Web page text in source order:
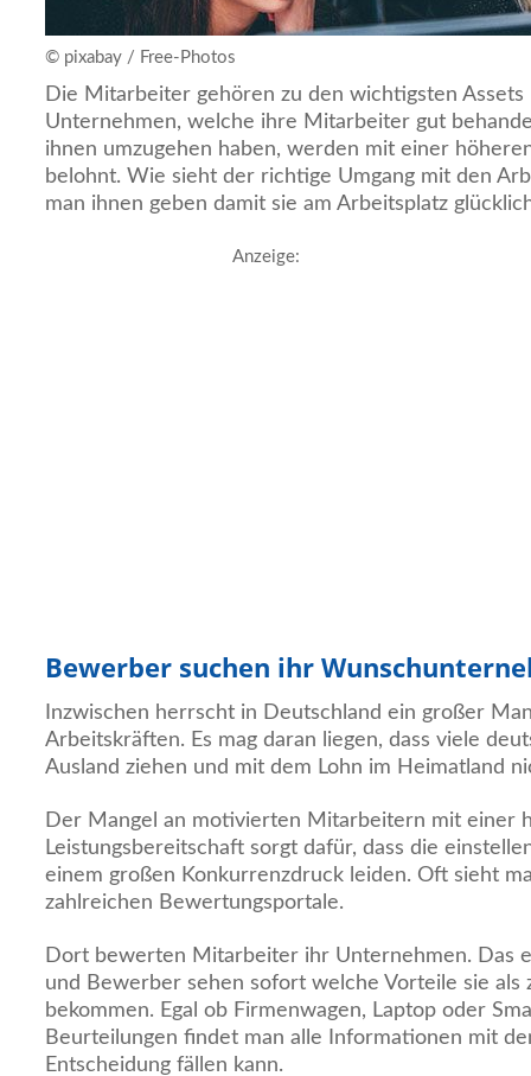
© pixabay / Free-Photos
Die Mitarbeiter gehören zu den wichtigsten
Unternehmen, welche ihre Mitarbeiter gut
ihnen umzugehen haben, werden mit einer
belohnt. Wie sieht der richtige Umgang mit den
man ihnen geben damit sie am Arbeitsplatz
Anzeige:
Bewerber suchen ihr
Inzwischen herrscht in Deutschland ein großer
Arbeitskräften. Es mag daran liegen, dass viele
Ausland ziehen und mit dem Lohn im Heimatland
Der Mangel an motivierten Mitarbeitern mit einer
Leistungsbereitschaft sorgt dafür, dass die
einem großen Konkurrenzdruck leiden. Oft sieht
zahlreichen Bewertungsportale.
Dort bewerten Mitarbeiter ihr Unternehmen. Das
und Bewerber sehen sofort welche Vorteile sie als
bekommen. Egal ob Firmenwagen, Laptop oder
Beurteilungen findet man alle Informationen mit
Entscheidung fällen kann.